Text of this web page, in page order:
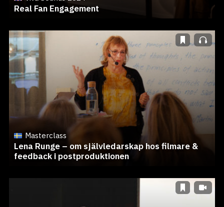
Real Fan Engagement
Masterclass
Lena Runge – om självledarskap hos filmare &
feedback i postproduktionen